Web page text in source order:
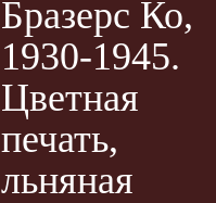
Бразерс Ко,
1930-1945.
Цветная
печать,
льняная